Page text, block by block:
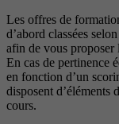
Les offres de
d’abord classées
afin de vous proposer
En cas de pertinence
en fonction d’un
disposent d’éléments
cours.